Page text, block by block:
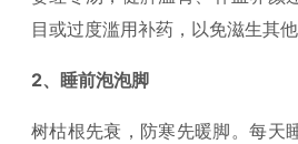
目或过度滥用补药，以免滋生其他
2、睡前泡泡脚
树枯根先衰，防寒先暖脚。每天